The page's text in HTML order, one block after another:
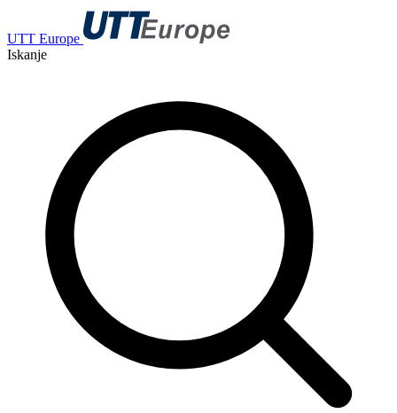
UTT Europe
Iskanje